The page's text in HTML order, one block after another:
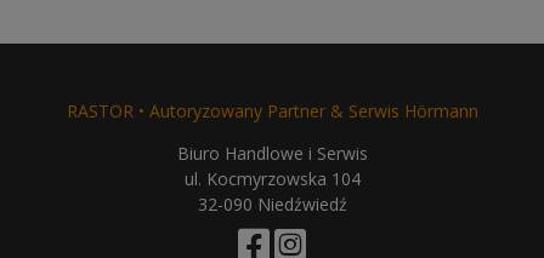
RASTOR • Autoryzowany Partner & Serwis Hörmann
Biuro Handlowe i Serwis
ul. Kocmyrzowska 104
32-090 Niedźwiedź